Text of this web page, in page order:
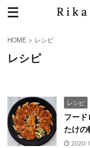
HOME > レシピ
レシピ
レシピ
フード
たけの
2020/